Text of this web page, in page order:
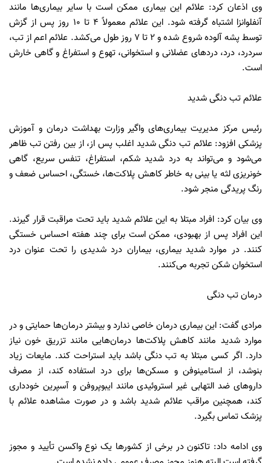
وی اذعان کرد: علائم این بیماری ممکن است با سایر بیماری‌ها مانند
آنفلوانزا اشتباه گرفته شود. این علائم معمولاً ۴ تا ۱۰ روز پس از گزش
توسط پشه آلوده شروع شده و ۲ تا ۷ روز طول می‌کشد. علائم اعم از تب،
سردرد، درد، دردهای عضلانی و استخوانی، تهوع و استفراغ و گاهی خارش
است.
علائم تب دنگی شدید
رئیس مرکز مدیریت بیماری‌های واگیر وزارت بهداشت درمان و آموزش
پزشکی افزود: علائم تب دنگی شدید اغلب پس از، از بین رفتن تب ظاهر
می‌شود و می‌تواند به درد شدید شکم، استفراغ، تنفس سریع، گاهی
خونریزی لثه یا بینی به خاطر کاهش پلاکت‌ها، خستگی، احساس ضعف و
رنگ پریدگی منجر شود.
وی بیان کرد: افراد مبتلا به این علائم شدید باید تحت مراقبت قرار گیرند.
این افراد پس از بهبودی، ممکن است برای چند هفته احساس خستگی
کنند. در موارد شدید بیماری، بیماران درد شدیدی را تحت عنوان درد
استخوان شکن تجربه می‌کنند.‌
درمان تب دنگی
مرادی گفت: این بیماری درمان خاصی ندارد و بیشتر درمان‌ها حمایتی و در
موارد شدید مانند کاهش پلاکت‌ها درمان‌هایی مانند تزریق خون نیاز
دارد. اگر کسی مبتلا به تب دنگی باشد باید استراحت کند. مایعات زیاد
بنوشد، از استامینوفن و مسکن‌ها برای درد استفاده کند، از مصرف
داروهای ضد التهابی غیر استروئیدی مانند ایبوپروفن و آسپرین خودداری
کند، همچنین مراقب علائم شدید باشد و در صورت مشاهده علائم با
پزشک تماس بگیرد.
وی ادامه داد: تاکنون در برخی از کشورها یک نوع واکسن تأیید و مجوز